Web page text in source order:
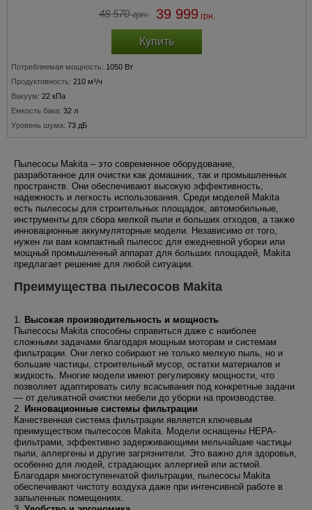
48 570грн. 39 999 грн.
Купить
Потребляемая мощность: 1050 Вт
Продуктивность: 210 м³/ч
Вакуум: 22 кПа
Емкость бака: 32 л
Уровень шума: 73 дБ
Пылесосы Makita – это современное оборудование,
разработанное для очистки как домашних, так и промышленных
пространств. Они обеспечивают высокую эффективность,
надежность и легкость использования. Среди моделей Makita
есть пылесосы для строительных площадок, автомобильные,
инструменты для сбора мелкой пыли и больших отходов, а также
инновационные аккумуляторные модели. Независимо от того,
нужен ли вам компактный пылесос для ежедневной уборки или
мощный промышленный аппарат для больших площадей, Makita
предлагает решение для любой ситуации.
Преимущества пылесосов Makita
1. Высокая производительность и мощность
Пылесосы Makita способны справиться даже с наиболее
сложными задачами благодаря мощным моторам и системам
фильтрации. Они легко собирают не только мелкую пыль, но и
большие частицы, строительный мусор, остатки материалов и
жидкость. Многие модели имеют регулировку мощности, что
позволяет адаптировать силу всасывания под конкретные задачи
— от деликатной очистки мебели до уборки на производстве.
2. Инновационные системы фильтрации
Качественная система фильтрации является ключевым
преимуществом пылесосов Makita. Модели оснащены HEPA-
фильтрами, эффективно задерживающими мельчайшие частицы
пыли, аллергены и другие загрязнители. Это важно для здоровья,
особенно для людей, страдающих аллергией или астмой.
Благодаря многоступенчатой фильтрации, пылесосы Makita
обеспечивают чистоту воздуха даже при интенсивной работе в
запыленных помещениях.